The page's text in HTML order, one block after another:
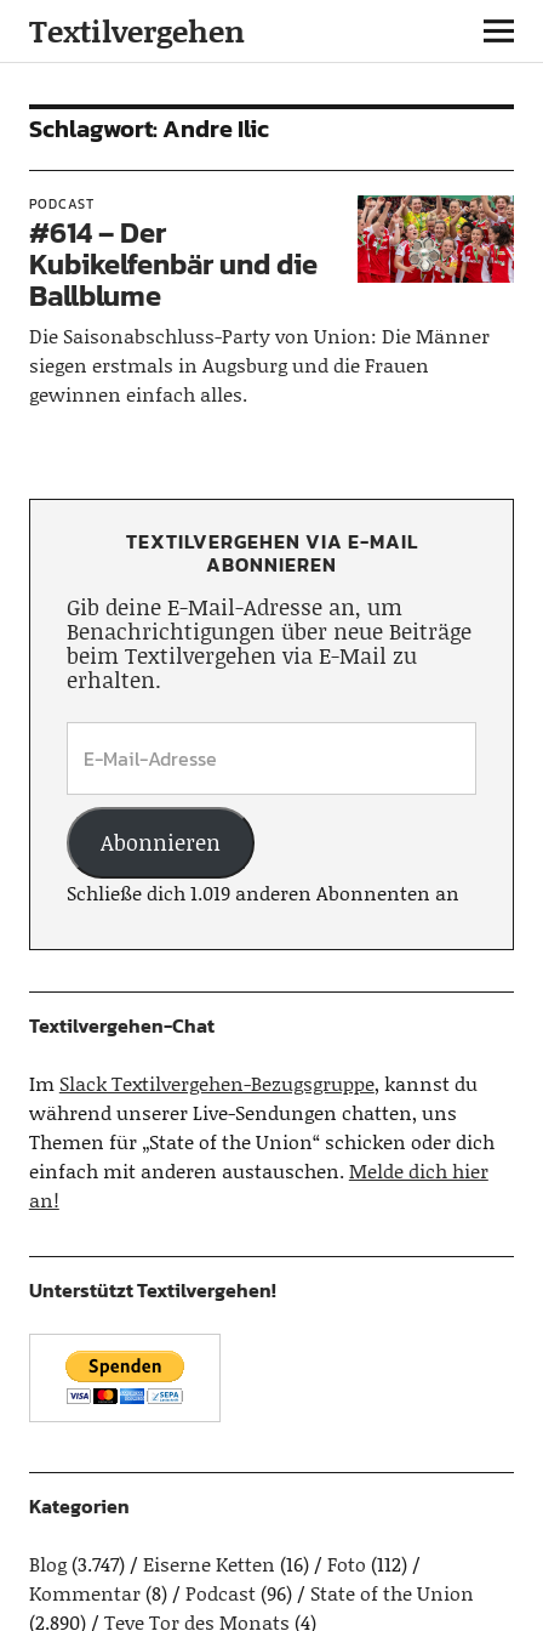
Textilvergehen
Schlagwort:Andre Ilic
PODCAST
#614 – Der
Kubikelfenbär und die
Ballblume
Die Saisonabschluss-Party von Union: Die Männer
siegen erstmals in Augsburg und die Frauen
gewinnen einfach alles.
TEXTILVERGEHEN VIA E-MAIL
ABONNIEREN
Gib deine E-Mail-Adresse an, um
Benachrichtigungen über neue Beiträge
beim Textilvergehen via E-Mail zu
erhalten.
Abonnieren
Schließe dich 1.019 anderen Abonnenten an
Textilvergehen-Chat
Im Slack Textilvergehen-Bezugsgruppe, kannst du
während unserer Live-Sendungen chatten, uns
Themen für „State of the Union“ schicken oder dich
einfach mit anderen austauschen.Melde dich hier
an!
Unterstützt Textilvergehen!
Kategorien
Blog(3.747) Eiserne Ketten (16) Foto (112)
Kommentar(8) Podcast(96)
State of the Union
(2.890)
Teve Tor des Monats (4)